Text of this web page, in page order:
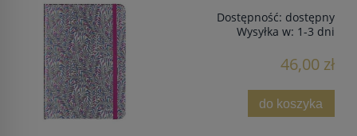
Dostępność: dostępny
Wysyłka w: 1-3 dni
46,00 zł
do koszyka